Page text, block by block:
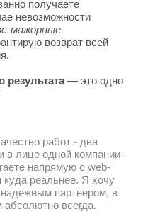
получаете
невозможности
мажорные
возврат всей
результата— это одно
работ - два
в лице одной компании-
напрямую с web-
куда реальнее. Я хочу
партнером, в
всегда.